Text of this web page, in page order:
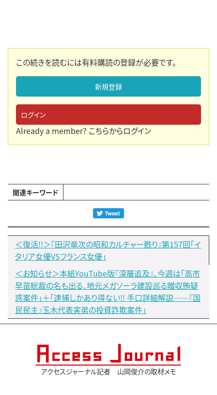
この続きを読むには有料購読の登録が必要です。
新規登録
ログイン
Already a member? こちらからログイン
関連キーワード
＜復活!!＞『田沢竜次の昭和カルチャー甦り』第157回「イ
タリア女優VSフランス女優」
＜お知らせ＞本紙YouTube版『深層追及』、今週は「高市
早苗総裁の名も出る、地元メガソーラ建設巡る贈収賄疑
惑案件」＋「逮捕しかあり得ない!! 手口詳細解説――『国
民民主』玉木代表実弟の投資詐欺案件」
アクセスジャーナル記者 山岡俊介の取材メモ